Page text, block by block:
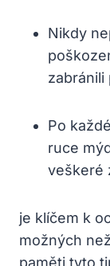
Nikdy
zabránili
Po
ruce
veškeré
je klíčem k
možných
paměti tyto